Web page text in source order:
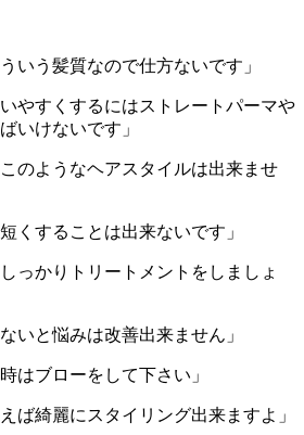
いう髪質なので仕方ないです」
やすくするにはストレートパーマや
いけないです」
のようなヘアスタイルは出来ませ
くすることは出来ないです」
っかりトリートメントをしましょ
いと悩みは改善出来ません」
はブローをして下さい」
ば綺麗にスタイリング出来ますよ」